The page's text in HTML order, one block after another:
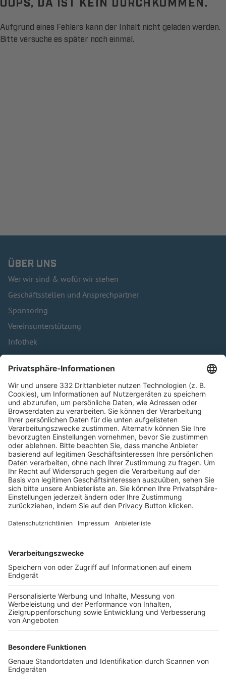
Aufgrund eines Fehlers kann der Inhalt nicht geladen werden.
Bitte versuche es später noch einmal.
ÜBER UNS
Wer wir sind & wofür wir stehen
Geschäftsstellen und Ansprechpartner
Sponsoring
Vereinsunterstützung
Infothek
Kontakt
HÄUFIG BESUCHTE SEITEN
Pässe und Vereinswechsel
Trainerausbildung
Schulungsangebot Vereinsmitarbeiter
BFV-Geschäftsstellen
Trainerbörse
Login SpielPlus
FOLGE DEM BFV
TOP-VEREINE
TOP-PARTNER